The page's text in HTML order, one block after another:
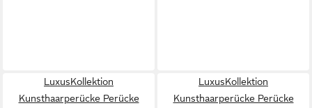
LuxusKollektion
Kunsthaarperücke Perücke
LuxusKollektion
Kunsthaarperücke Perücke